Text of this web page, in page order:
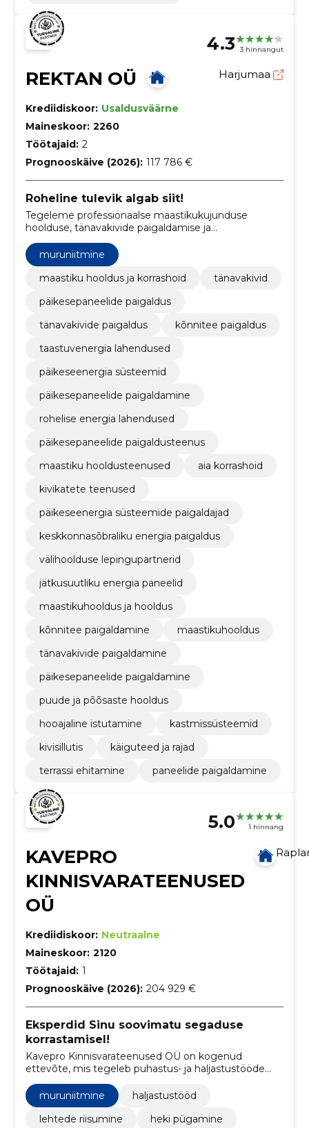
4.3 3 hinnangut
REKTAN OÜ Harjumaa
Krediidiskoor: Usaldusväärne
Maineskoor: 2260
Töötajaid: 2
Prognooskäive (2026): 117 786 €
Roheline tulevik algab siit!
Tegeleme professionaalse maastikukujunduse
hoolduse, tänavakivide paigaldamise ja
päikesepaneelide lahendustega.
muruniitmine
maastiku hooldus ja korrashoid
tänavakivid
päikesepaneelide paigaldus
tänavakivide paigaldus
kõnnitee paigaldus
taastuvenergia lahendused
päikeseenergia süsteemid
päikesepaneelide paigaldamine
rohelise energia lahendused
päikesepaneelide paigaldusteenus
maastiku hooldusteenused
aia korrashoid
kivikatete teenused
päikeseenergia süsteemide paigaldajad
keskkonnasõbraliku energia paigaldus
välihoolduse lepingupartnerid
jätkusuutliku energia paneelid
maastikuhooldus ja hooldus
kõnnitee paigaldamine
maastikuhooldus
tänavakivide paigaldamine
päikesepaneelide paigaldamine
puude ja põõsaste hooldus
hooajaline istutamine
kastmissüsteemid
kivisillutis
käiguteed ja rajad
terrassi ehitamine
paneelide paigaldamine
5.0 1 hinnang
KAVEPRO
KINNISVARATEENUSED
OÜ
Krediidiskoor: Neutraalne
Maineskoor: 2120
Töötajaid: 1
Prognooskäive (2026): 204 929 €
Eksperdid Sinu soovimatu segaduse
korrastamisel!
Kavepro Kinnisvarateenused OÜ on kogenud
ettevõte, mis tegeleb puhastus- ja haljastustööde
valdkonnas. Tööd teeme peamiselt nii Harjumaal kui
ka Raplamaal, kuid kokkuleppel oleme avatud
pakkumistele üle terve Eesti.
muruniitmine
haljastustööd
lehtede riisumine
heki pügamine